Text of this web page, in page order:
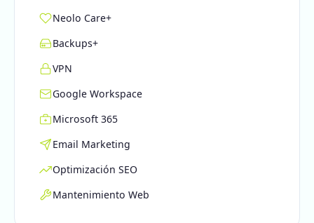
Neolo Care+
Backups+
VPN
Google Workspace
Microsoft 365
Email Marketing
Optimización SEO
Mantenimiento Web